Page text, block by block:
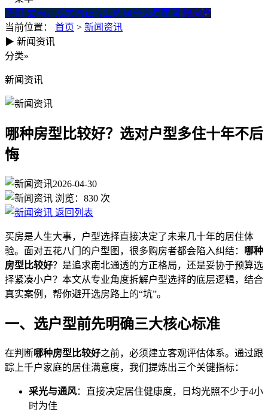
我们·立志。成为真正专业的房产交易顾问 微房产
当前位置： 首页 > 新闻资讯
哪种房型比较好？选对户型多
▶ 新闻资讯
分类»
新闻资讯
哪种房型比较好？选对户型多住十年不后
悔
2026-04-30
浏览： 830 次
返回列表
买房是人生大事，户型选择直接决定了未来几十年的居住体
验。面对五花八门的户型图，很多购房者都会陷入纠结： 哪种
房型比较好？是追求南北通透的方正格局，还是妥协于预算选
择紧凑小户？本文从专业角度拆解户型选择的底层逻辑，结合
真实案例，帮你避开选房路上的“坑”。
一、选户型前先明确三大核心标准
在判断哪种房型比较好之前，必须建立客观评估体系。通过跟
踪上千户家庭的居住满意度，我们提炼出三个关键指标：
采光与通风：直接决定居住健康度，日均光照不少于4小
时为佳